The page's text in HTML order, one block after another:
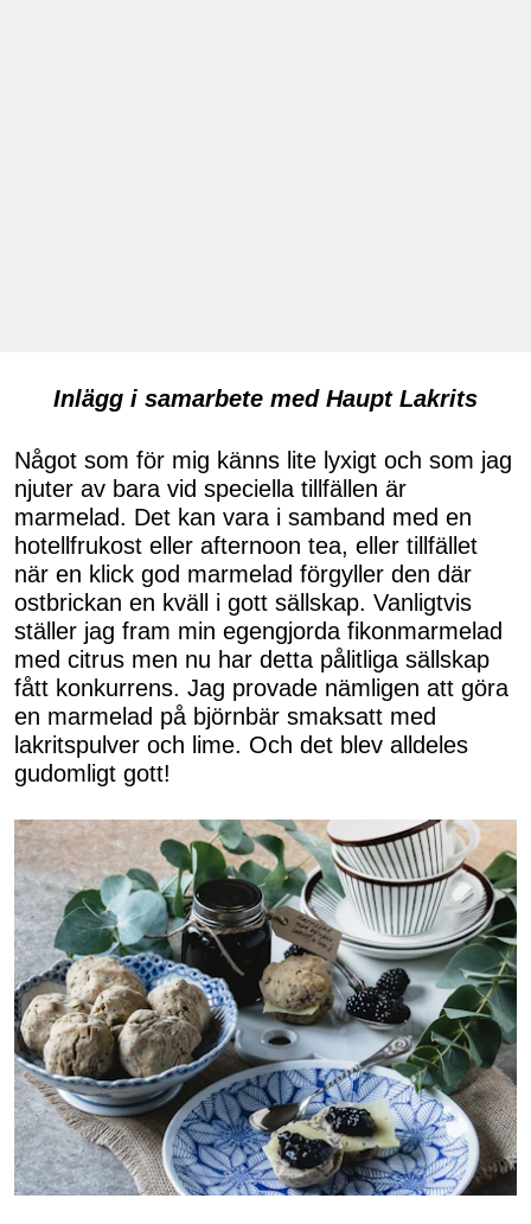
Inlägg i samarbete med Haupt Lakrits
Något som för mig känns lite lyxigt och som jag
njuter av bara vid speciella tillfällen är
marmelad. Det kan vara i samband med en
hotellfrukost eller afternoon tea, eller tillfället
när en klick god marmelad förgyller den där
ostbrickan en kväll i gott sällskap. Vanligtvis
ställer jag fram min egengjorda fikonmarmelad
med citrus men nu har detta pålitliga sällskap
fått konkurrens. Jag provade nämligen att göra
en marmelad på björnbär smaksatt med
lakritspulver och lime. Och det blev alldeles
gudomligt gott!